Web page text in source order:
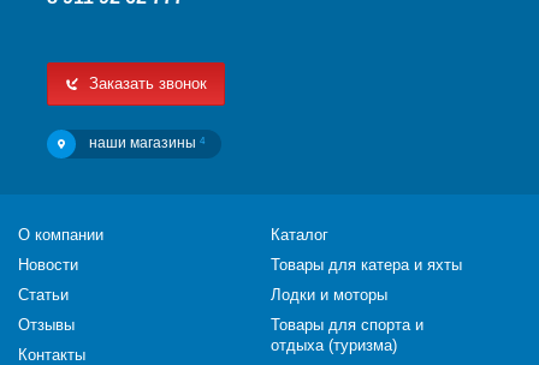
Заказать звонок
наши магазины 4
О компании
Новости
Статьи
Отзывы
Контакты
Каталог
Товары для катера и яхты
Лодки и моторы
Товары для спорта и
отдыха (туризма)